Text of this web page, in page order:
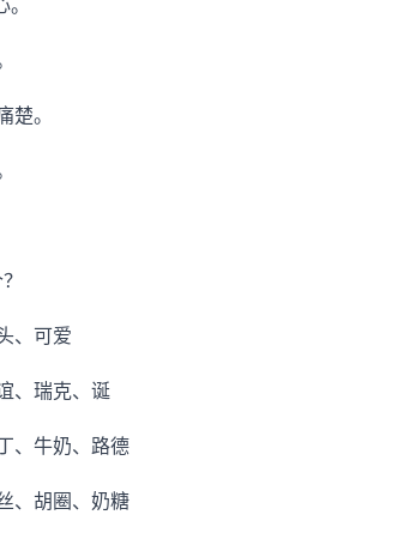
。
、可爱
、瑞克、诞
、牛奶、路德
、胡圈、奶糖